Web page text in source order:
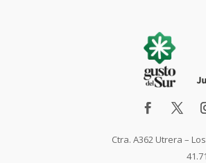
Ctra. A362 Utrera –